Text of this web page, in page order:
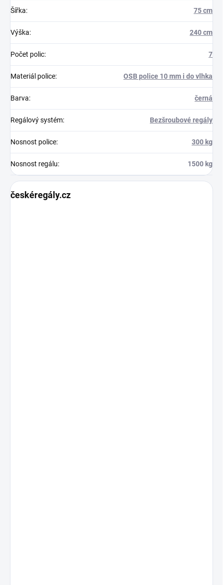
Šířka: 75 cm
Výška: 240 cm
Počet polic: 7
Materiál police: OSB police 10 mm i do vlhka
Barva: černá
Regálový systém: Bezšroubové regály
Nosnost police: 300 kg
Nosnost regálu: 1500 kg
českéregály.cz